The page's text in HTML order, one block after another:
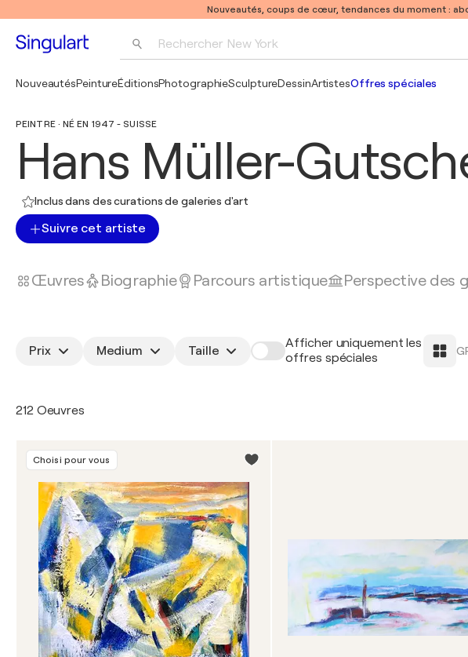
Nouveautés, coups de cœur, tendances du moment :
Rechercher New York
NouveautésPeintureÉditionsPhotographieSculptureDessinArtistesOffres spéciales
PEINTRE · NÉ EN 1947 - SUISSE
Hans Müller-
Inclus dans des curations de galeries d'art
Suivre cet artiste
Œuvres Biographie Parcours artistique Perspective des
Prix Medium Taille
Afficher uniquement les
offres spéciales
212 Oeuvres
Choisi pour vous